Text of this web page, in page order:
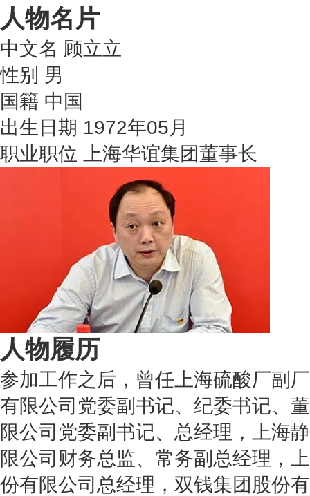
人物名片
中文名 顾立立
性别 男
国籍 中国
出生日期 1972年05月
职业职位
上海华谊集团董事长
人物履历
参加工作之后，曾任上海硫酸厂副
有限公司党委副书记、纪委书记、
限公司党委副书记、总经理，上海
限公司财务总监、常务副总经理，
份有限公司总经理，双钱集团股份